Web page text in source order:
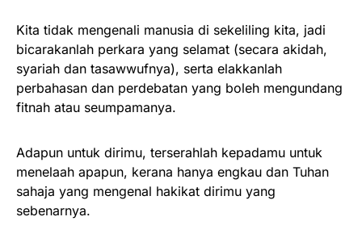
Kita tidak mengenali manusia di sekeliling kita, jadi
bicarakanlah perkara yang selamat (secara akidah,
syariah dan tasawwufnya), serta elakkanlah
perbahasan dan perdebatan yang boleh mengundang
fitnah atau seumpamanya.
Adapun untuk dirimu, terserahlah kepadamu untuk
menelaah apapun, kerana hanya engkau dan Tuhan
sahaja yang mengenal hakikat dirimu yang
sebenarnya.